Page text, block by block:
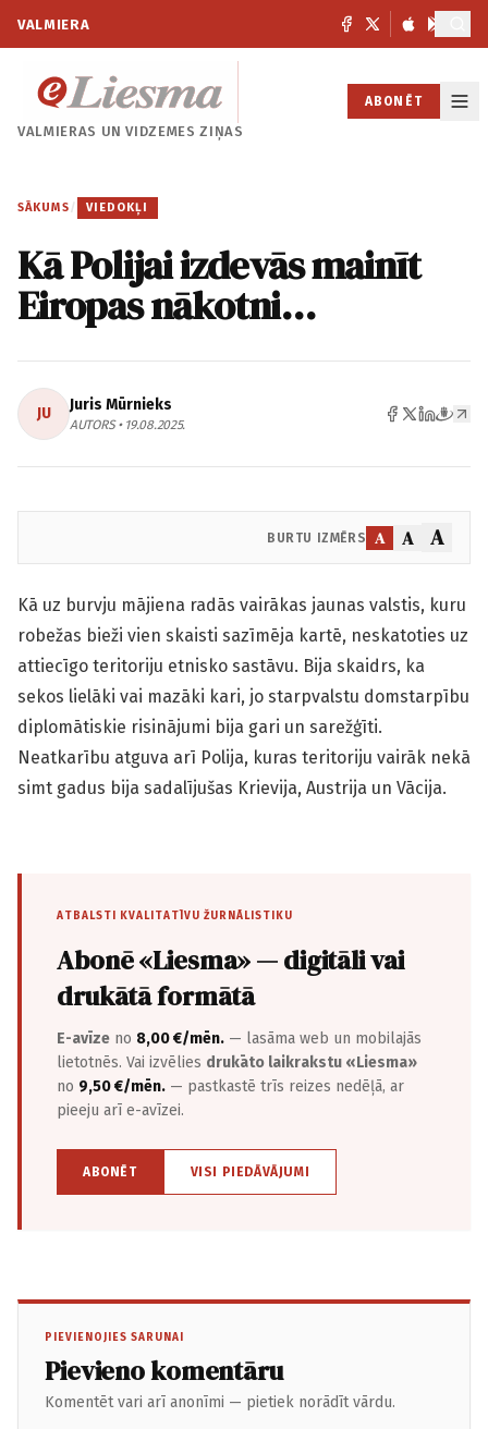
VALMIERA
VALMIERAS UNVIDZEMES ZIŅAS
ABONĒT
SĀKUMS / VIEDOKĻI
Kā Polijai izdevās mainīt
Eiropas nākotni…
JU Juris Mūrnieks
AUTORS • 19.08.2025.
BURTU IZMĒRS A A A
Kā uz burvju mājiena radās vairākas jaunas valstis, kuru
robežas bieži vien skaisti sazīmēja kartē, neskatoties uz
attiecīgo teritoriju etnisko sastāvu. Bija skaidrs, ka
sekos lielāki vai mazāki kari, jo starpvalstu domstarpību
diplomātiskie risinājumi bija gari un sarežģīti.
Neatkarību atguva arī Polija, kuras teritoriju vairāk nekā
simt gadus bija sadalījušas Krievija, Austrija un Vācija.
ATBALSTI KVALITATĪVU ŽURNĀLISTIKU
Abonē «Liesma» — digitāli vai
drukātā formātā
E-avīze no 8,00 €/mēn. — lasāma web un mobilajās
lietotnēs. Vai izvēlies drukāto laikrakstu «Liesma»
no 9,50 €/mēn. — pastkastē trīs reizes nedēļā, ar
pieeju arī e-avīzei.
ABONĒT VISI PIEDĀVĀJUMI
PIEVIENOJIES SARUNAI
Pievieno komentāru
Komentēt vari arī anonīmi — pietiek norādīt vārdu.